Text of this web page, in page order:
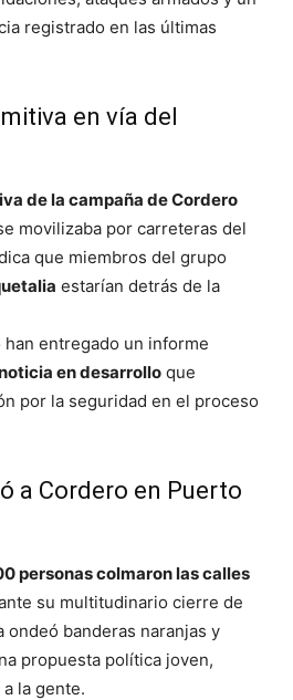
registrado en las últimas
en vía del
de la campaña de Cordero
movilizaba por carreteras del
que miembros del grupo
estarían detrás de la
han entregado un informe
en desarrollo que
por la seguridad en el proceso
a Cordero en Puerto
personas colmaron las calles
su multitudinario cierre de
ondeó banderas naranjas y
propuesta política joven,
la gente.